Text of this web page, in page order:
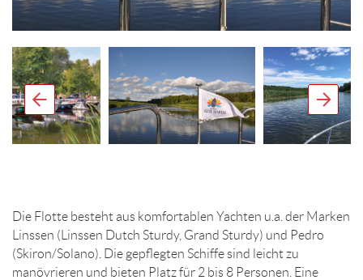
Die Flotte besteht aus komfortablen Yachten u.a. der Marken
Linssen (Linssen Dutch Sturdy, Grand Sturdy) und Pedro
(Skiron/Solano). Die gepflegten Schiffe sind leicht zu
manövrieren und bieten Platz für 2 bis 8 Personen. Eine